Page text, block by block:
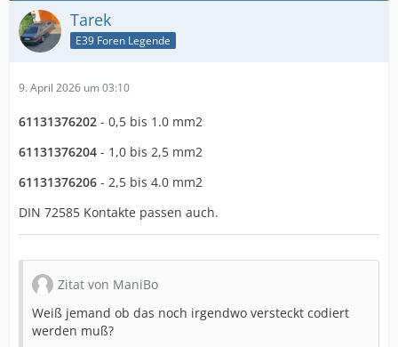
Tarek
E39 Foren Legende
9. April 2026 um 03:10
61131376202 - 0,5 bis 1.0 mm2
61131376204 - 1,0 bis 2,5 mm2
61131376206 - 2,5 bis 4.0 mm2
DIN 72585 Kontakte passen auch.
Zitat von ManiBo
Weiß jemand ob das noch irgendwo versteckt codiert
werden muß?